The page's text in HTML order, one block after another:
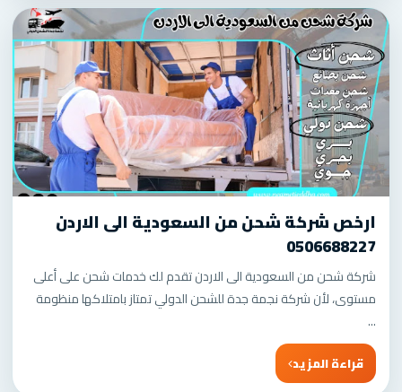
ارخص شركة شحن من السعودية الى الاردن
0506688227
شركة شحن من السعودية الى الاردن تقدم لك خدمات شحن على أعلى
مستوى، لأن شركة نجمة جدة للشحن الدولي تمتاز بامتلاكها منظومة
...
قراءة المزيد